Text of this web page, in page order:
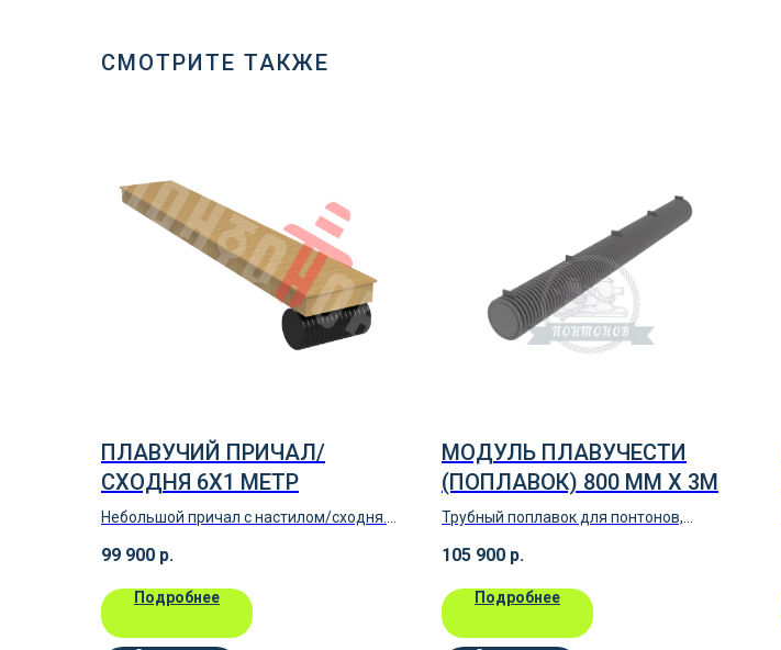
СМОТРИТЕ ТАКЖЕ
ПЛАВУЧИЙ ПРИЧАЛ/
СХОДНЯ 6Х1 МЕТР
Небольшой причал с настилом/сходня.
99 900 р.
Подробнее
МОДУЛЬ ПЛАВУЧЕСТИ
(ПОПЛАВОК) 800 ММ Х 3М
Трубный поплавок для понтонов,
105 900 р.
Подробнее